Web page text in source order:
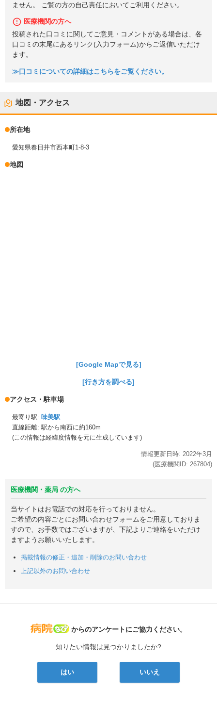
ません。 ご覧の方の自己責任においてご利用ください。
医療機関の方へ
投稿された口コミに関してご意見・コメントがある場合は、各
口コミの末尾にあるリンク(入力フォーム)からご返信いただけ
ます。
≫口コミについての詳細はこちらをご覧ください。
地図・アクセス
所在地
愛知県春日井市西本町1-8-3
地図
[Google Mapで見る]
[行き方を調べる]
アクセス・駐車場
最寄り駅: 味美駅
直線距離: 駅から南西に約160m
(この情報は経緯度情報を元に生成しています)
情報更新日時: 2022年3月
(医療機関ID: 267804)
医療機関・薬局 の方へ
当サイトはお電話での対応を行っておりません。
ご希望の内容ごとにお問い合わせフォームをご用意しておりま
すので、お手数ではございますが、下記よりご連絡をいただけ
ますようお願いいたします。
掲載情報の修正・追加・削除のお問い合わせ
上記以外のお問い合わせ
病院なび
からのアンケートにご協力ください。
知りたい情報は見つかりましたか?
はい いいえ